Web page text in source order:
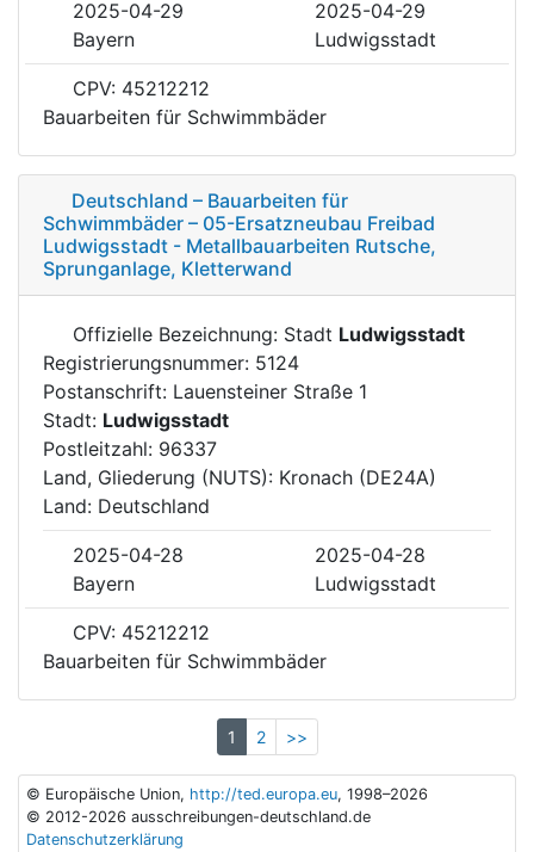
2025-04-29
2025-04-29
Bayern
Ludwigsstadt
CPV: 45212212
Bauarbeiten für Schwimmbäder
Deutschland – Bauarbeiten für
Schwimmbäder – 05-Ersatzneubau Freibad
Ludwigsstadt - Metallbauarbeiten Rutsche,
Sprunganlage, Kletterwand
Offizielle Bezeichnung: Stadt Ludwigsstadt
Registrierungsnummer: 5124
Postanschrift: Lauensteiner Straße 1
Stadt: Ludwigsstadt
Postleitzahl: 96337
Land, Gliederung (NUTS): Kronach (DE24A)
Land: Deutschland
2025-04-28
2025-04-28
Bayern
Ludwigsstadt
CPV: 45212212
Bauarbeiten für Schwimmbäder
1 2 >>
© Europäische Union, http://ted.europa.eu, 1998–2026
© 2012-2026 ausschreibungen-deutschland.de
Datenschutzerklärung